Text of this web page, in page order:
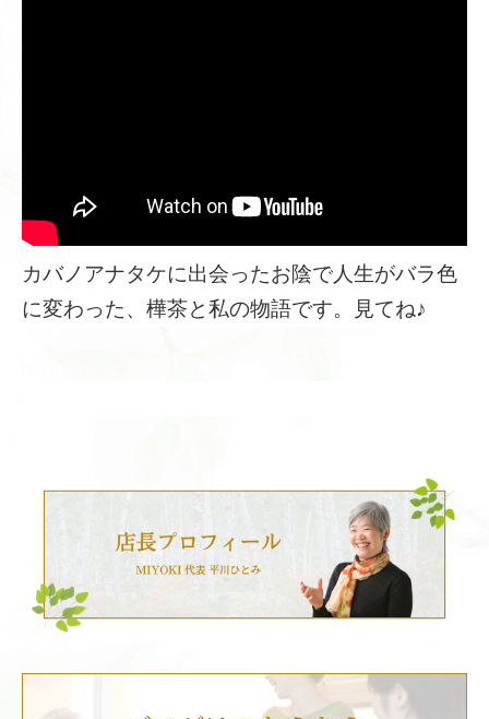
カバノアナタケに出会ったお陰で人生がバラ色
に変わった、樺茶と私の物語です。見てね♪